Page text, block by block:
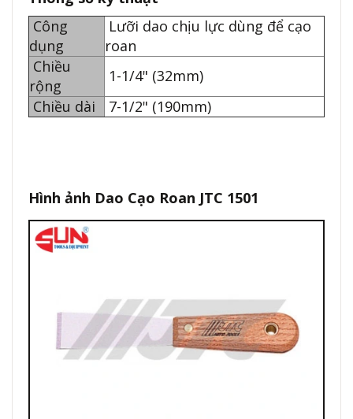
Công
dụng
Lưỡi dao chịu lực dùng để cạo
roan
Chiều
rộng
1-1/4" (32mm)
Chiều dài
7-1/2" (190mm)
Hình ảnh Dao Cạo Roan JTC 1501